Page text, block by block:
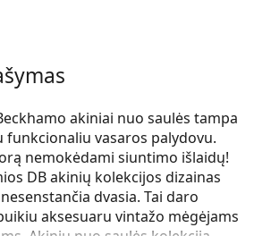
akiniai nuo saulės tampa
funkcionaliu vasaros palydovu.
nemokėdami siuntimo išlaidų!
DB akinių kolekcijos dizainas
dvasia. Tai daro
aksesuaru vintažo mėgėjams